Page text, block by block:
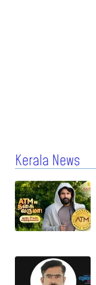
Kerala News